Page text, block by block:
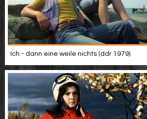
Werbung
Video suchen
Ich - dann eine weile nichts (ddr 1979)